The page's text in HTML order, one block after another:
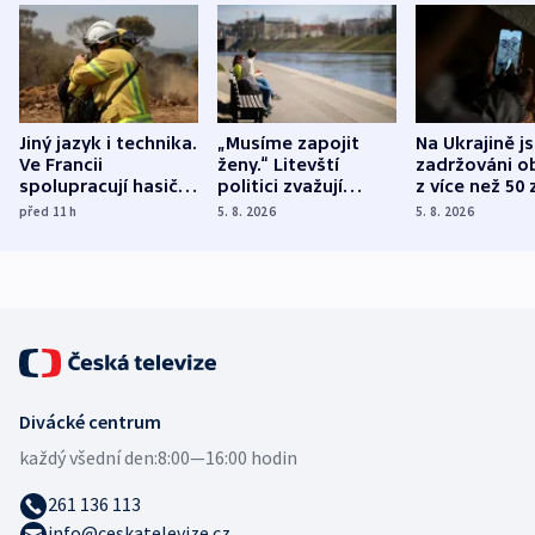
Jiný jazyk i technika.
Ve Francii
spolupracují hasiči z
různých zemí
před 11h
„Musíme zapojit
ženy.“ Litevští
politici zvažují
dohodu o
5. 8. 2026
Na Ukrajině
zadržováni
z více než 50
Bojovali na
5. 8. 2026
Divácké centrum
každý všední den:8:00—16:00 hodin
261 136 113